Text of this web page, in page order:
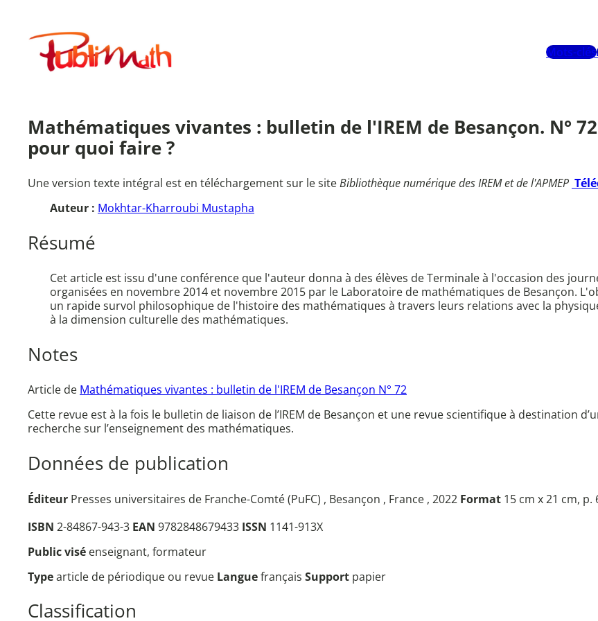
contenuPublimath
Mots-clés
Mathématiques vivantes : bulletin de l'IREM de Besançon. N°
pour quoi faire ?
Une version texte intégral est en téléchargement sur le siteBibliothèque numérique des IREM et de l'APMEP
Auteur : Mokhtar-Kharroubi Mustapha
Résumé
Cet article est issu d'une conférence que l'auteur donna à des élèves de Terminale à l'occasion des
organisées en novembre 2014 et novembre 2015 par le Laboratoire de mathématiques de Besançon.
un rapide survol philosophique de l'histoire des mathématiques à travers leurs relations avec la
à la dimension culturelle des mathématiques.
Notes
Article de Mathématiques vivantes : bulletin de l'IREM de Besançon N° 72
Cette revue est à la fois le bulletin de liaison de l’IREM de Besançon et une revue scientifique à destination
recherche sur l’enseignement des mathématiques.
Données de publication
Éditeur Presses universitaires de Franche-Comté (PuFC) , Besançon , France , 2022 Format 15 cm x 21 cm, p.
ISBN 2-84867-943-3 EAN 9782848679433 ISSN 1141-913X
Public visé enseignant, formateur
Typearticle de périodique ou revue Languefrançais Support papier
Classification